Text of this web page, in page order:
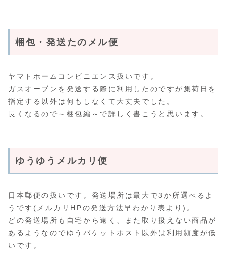
梱包・発送たのメル便
ヤマトホームコンビニエンス扱いです。
ガスオーブンを発送する際に利用したのですが集荷日を
指定する以外は何もしなくて大丈夫でした。
長くなるので～梱包編～で詳しく書こうと思います。
ゆうゆうメルカリ便
日本郵便の扱いです。発送場所は最大で3か所選べるよ
うです(メルカリHPの発送方法早わかり表より)。
どの発送場所も自宅から遠く、また取り扱えない商品が
あるようなのでゆうパケットポスト以外は利用頻度が低
いです。